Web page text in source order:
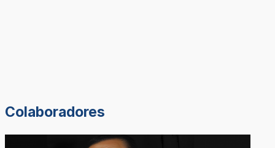
Colaboradores